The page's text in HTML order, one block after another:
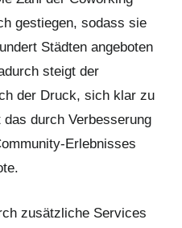
gestiegen, sodass sie
Städten angeboten
steigt der
der Druck, sich klar zu
durch Verbesserung
Erlebnisses
zusätzliche Services